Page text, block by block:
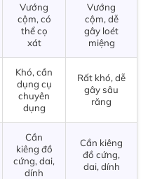
Vướng
cộm, có
thể cọ
xát
Vướng
cộm, dễ
gây loét
miệng
Khó, cần
dụng cụ
chuyên
dụng
Rất khó, dễ
gây sâu
răng
Cần
kiêng đồ
cứng, dai,
dính
Cần kiêng
đồ cứng,
dai, dính